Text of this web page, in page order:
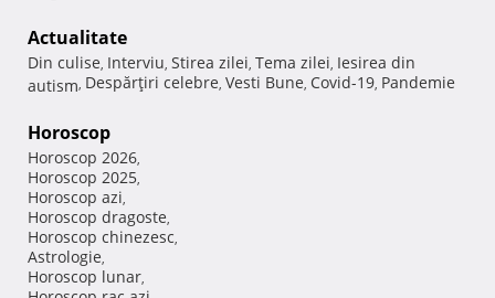
Actualitate
Din culise, Interviu, Stirea zilei, Tema zilei, Iesirea din
autism, Despărţiri celebre, Vesti Bune, Covid-19, Pandemie
Horoscop
Horoscop 2026,
Horoscop 2025,
Horoscop azi,
Horoscop dragoste,
Horoscop chinezesc,
Astrologie,
Horoscop lunar,